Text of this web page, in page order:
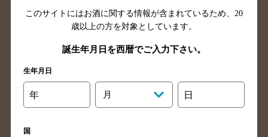
山口県のバー検索
鳥取県のバー検索
島根県のバー検索
徳島県のバー検索
香川県のバー検索
愛媛県のバー検索
高知県のバー検索
長崎県のバー検索
佐賀県のバー検索
大分県のバー検索
熊本県のバー検索
このサイトにはお酒に関する情報が含まれているため、 20
歳以上の方を対象としています。
誕生年月日を西暦でご入力下さい。
生年月日
年 月 日
国